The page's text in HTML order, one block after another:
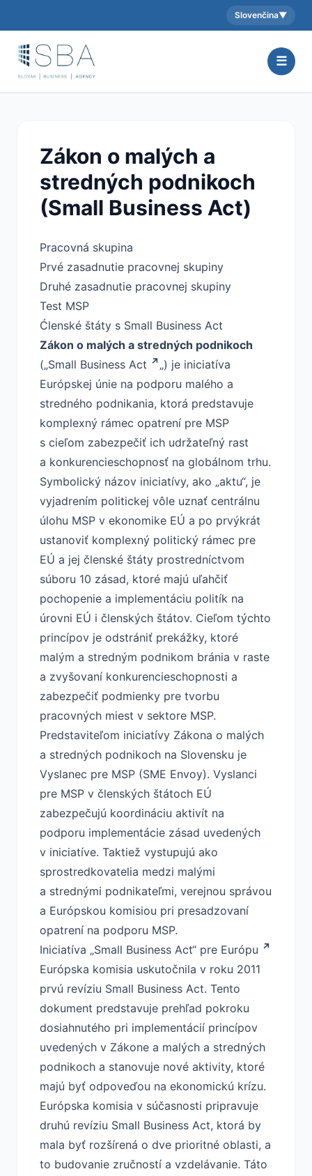
Aktuálny jazyk:
Slovenčina▼
☰
Zákon o malých a
stredných podnikoch
(Small Business Act)
Pracovná skupina
Prvé zasadnutie pracovnej skupiny
Druhé zasadnutie pracovnej skupiny
Test MSP
Ćlenské štáty s Small Business Act
Zákon o malých a stredných podnikoch
(„Small Business Act
„) je iniciatíva
Európskej únie na podporu malého a
stredného podnikania, ktorá predstavuje
komplexný rámec opatrení pre MSP
s cieľom zabezpečiť ich udržateľný rast
a konkurencieschopnosť na globálnom trhu.
Symbolický názov iniciatívy, ako „aktu“, je
vyjadrením politickej vôle uznať centrálnu
úlohu MSP v ekonomike EÚ a po prvýkrát
ustanoviť komplexný politický rámec pre
EÚ a jej členské štáty prostredníctvom
súboru 10 zásad, ktoré majú uľahčiť
pochopenie a implementáciu politík na
úrovni EÚ i členských štátov. Cieľom týchto
princípov je odstrániť prekážky, ktoré
malým a stredným podnikom bránia v raste
a zvyšovaní konkurencieschopnosti a
zabezpečiť podmienky pre tvorbu
pracovných miest v sektore MSP.
Predstaviteľom iniciatívy Zákona o malých
a stredných podnikoch na Slovensku je
Vyslanec pre MSP (SME Envoy). Vyslanci
pre MSP v členských štátoch EÚ
zabezpečujú koordináciu aktivít na
podporu implementácie zásad uvedených
v iniciatíve. Taktiež vystupujú ako
sprostredkovatelia medzi malými
a strednými podnikateľmi, verejnou správou
a Európskou komisiou pri presadzovaní
opatrení na podporu MSP.
Iniciatíva „Small Business Act“ pre Európu
Európska komisia uskutočnila v roku 2011
prvú revíziu Small Business Act. Tento
dokument predstavuje prehľad pokroku
dosiahnutého pri implementácií princípov
uvedených v Zákone a malých a stredných
podnikoch a stanovuje nové aktivity, ktoré
majú byť odpoveďou na ekonomickú krízu.
Európska komisia v súčasnosti pripravuje
druhú revíziu Small Business Act, ktorá by
mala byť rozšírená o dve prioritné oblasti, a
to budovanie zručností a vzdelávanie. Táto